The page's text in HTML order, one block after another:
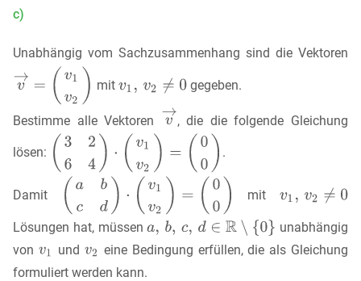
c)
Unabhängig vom Sachzusammenhang sind die Vektoren
mit gegeben.
Bestimme alle Vektoren , die die folgende Gleichung
lösen: .
Damit mit
Lösungen hat, müssen
unabhängig
von
und
eine Bedingung erfüllen, die als Gleichung
formuliert werden kann.